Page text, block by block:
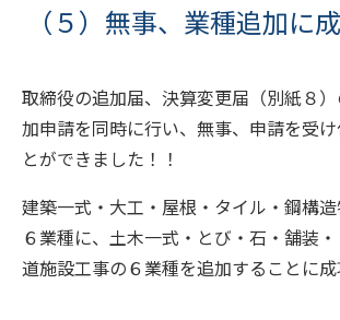
（５）無事、業種追加に
取締役の追加届、決算変更届（別紙８
加申請を同時に行い、無事、申請を受
とができました！！
建築一式・大工・屋根・タイル・鋼構
６業種に、土木一式・とび・石・舗装
道施設工事の６業種を追加することに成